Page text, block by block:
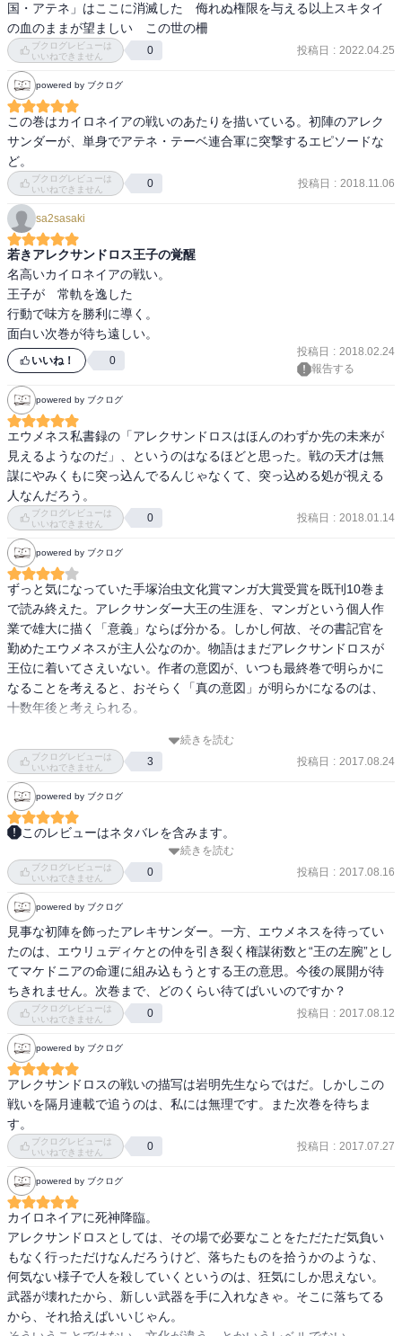
国・アテネ」はここに消滅した　侮れぬ権限を与える以上スキタイ
の血のままが望ましい　この世の柵
ブクログレビューは
いいねできません
0 投稿日 : 2022.04.25
powered by ブクログ
この巻はカイロネイアの戦いのあたりを描いている。初陣のアレク
サンダーが、単身でアテネ・テーベ連合軍に突撃するエピソードな
ど。
ブクログレビューは
いいねできません
0 投稿日 : 2018.11.06
sa2sasaki
若きアレクサンドロス王子の覚醒
名高いカイロネイアの戦い。
王子が　常軌を逸した
行動で味方を勝利に導く。
面白い次巻が待ち遠しい。
いいね！ 0
投稿日 : 2018.02.24
報告する
powered by ブクログ
エウメネス私書録の「アレクサンドロスはほんのわずか先の未来が
見えるようなのだ」、というのはなるほどと思った。戦の天才は無
謀にやみくもに突っ込んでるんじゃなくて、突っ込める処が視える
人なんだろう。
ブクログレビューは
いいねできません
0 投稿日 : 2018.01.14
powered by ブクログ
ずっと気になっていた手塚治虫文化賞マンガ大賞受賞を既刊10巻ま
で読み終えた。アレクサンダー大王の生涯を、マンガという個人作
業で雄大に描く「意義」ならば分かる。しかし何故、その書記官を
勤めたエウメネスが主人公なのか。物語はまだアレクサンドロスが
王位に着いてさえいない。作者の意図が、いつも最終巻で明らかに
なることを考えると、おそらく「真の意図」が明らかになるのは、
十数年後と考えられる。
それでは、まだ面白味が出ていないかと言えば、当然左に非ず、紀
元前4Cの激動の地中海世界、その華やかしいギリシャ文化を鳥瞰で
見る視線とともに、また、マンガらしい驚きの展開も忘れずに、飽
きずに見させてくれる。
スキタイという地中海世界では「蛮人」の血を持ち、奴隷から歴史
の表舞台に立った青年。その目から、一国の「英雄伝」ではなく、
もっと広い視点の「歴史」が綴られている気がする。
しかし、ホントに展開が遅い。十巻目にして、やっと5巻目で突然挿
入されたアレクサンドロスと父マケドニア王のフィリッポスとの語
らいの場面に繋がることになった。
エウメネスとアレクサンドロス王子とが同数の一万で戦うとどうな
るか？マケドニア王は、3回のうち一回しかエウメネスが勝たないと
いうが、アレクサンドロスは一回目で討ち死に、エウメネスは3回と
も生き延びるというのである。
それがどういう意味を持つのか、いよいよ王の左腕としての生き方
を求められ始めたエウメネス。「ヒストリエ」は佳境に入ろうとし
ているのかもしれない。
それにしても、この時期の武具の凄さ、街の大きさは世界随一、日
本の奈良時代の水準だ。つまり、日本よりも1000年近く進んでい
る。
2017年8月21読了
続きを読む
ブクログレビューは
いいねできません
3 投稿日 : 2017.08.24
powered by ブクログ
このレビューはネタバレを含みます。
マケドニア陸軍が最強であることも、アレクサンドロス王子の異常
性もよくわかった、カイロネイアの戦い。
狂人によく切れる刃物を与えるようなものだとフィリッポス王は危
惧してるわけね…。
才覚を認められつつも、権力を持ちすぎないように警戒されるエウ
メネスは「王の左腕」候補＆結婚破談に。
自由に必要なのは凡庸さかもなと思った…。
続きを読む
ブクログレビューは
いいねできません
0 投稿日 : 2017.08.16
powered by ブクログ
見事な初陣を飾ったアレキサンダー。一方、エウメネスを待ってい
たのは、エウリュディケとの仲を引き裂く権謀術数と“王の左腕”とし
てマケドニアの命運に組み込もうとする王の意思。今後の展開が待
ちきれません。次巻まで、どのくらい待てばいいのですか？
ブクログレビューは
いいねできません
0 投稿日 : 2017.08.12
powered by ブクログ
アレクサンドロスの戦いの描写は岩明先生ならではだ。しかしこの
戦いを隔月連載で追うのは、私には無理です。また次巻を待ちま
す。
ブクログレビューは
いいねできません
0 投稿日 : 2017.07.27
powered by ブクログ
カイロネイアに死神降臨。
アレクサンドロスとしては、その場で必要なことをただただ気負い
もなく行っただけなんだろうけど、落ちたものを拾うかのような、
何気ない様子で人を殺していくというのは、狂気にしか思えない。
武器が壊れたから、新しい武器を手に入れなきゃ。そこに落ちてる
から、それ拾えばいいじゃん。